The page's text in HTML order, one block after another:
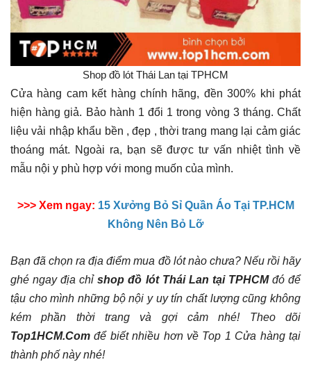
Shop đồ lót Thái Lan tại TPHCM
Cửa hàng cam kết hàng chính hãng, đền 300% khi phát
hiện hàng giả. Bảo hành 1 đổi 1 trong vòng 3 tháng. Chất
liệu vải nhập khẩu bền , đẹp , thời trang mang lại cảm giác
thoáng mát. Ngoài ra, bạn sẽ được tư vấn nhiệt tình về
mẫu nội y phù hợp với mong muốn của mình.
>>> Xem ngay: 15 Xưởng Bỏ Sỉ Quần Áo Tại TP.HCM
Không Nên Bỏ Lỡ
Bạn đã chọn ra địa điểm mua đồ lót nào chưa? Nếu rồi hãy
ghé ngay địa chỉshop đồ lót Thái Lan tại TPHCMđó để
tậu cho mình những bộ nội y uy tín chất lượng cũng không
kém phần thời trang và gợi cảm nhé! Theo dõi
Top1HCM.Com để biết nhiều hơn về Top 1 Cửa hàng tại
thành phố này nhé!